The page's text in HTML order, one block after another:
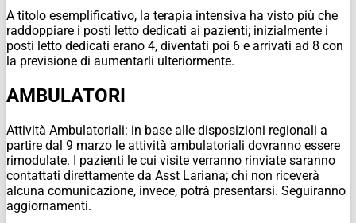
A titolo esemplificativo, la terapia intensiva ha visto più che
raddoppiare i posti letto dedicati ai pazienti; inizialmente i
posti letto dedicati erano 4, diventati poi 6 e arrivati ad 8 con
la previsione di aumentarli ulteriormente.
AMBULATORI
Attività Ambulatoriali: in base alle disposizioni regionali a
partire dal 9 marzo le attività ambulatoriali dovranno essere
rimodulate. I pazienti le cui visite verranno rinviate saranno
contattati direttamente da Asst Lariana; chi non riceverà
alcuna comunicazione, invece, potrà presentarsi. Seguiranno
aggiornamenti.